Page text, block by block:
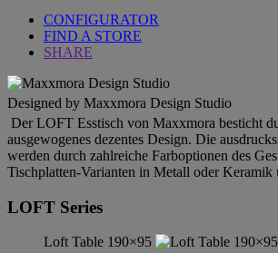
CONFIGURATOR
FIND A STORE
SHARE
Designed by Maxxmora Design Studio
Der LOFT Esstisch von Maxxmora besticht
ausgewogenes dezentes Design. Die
werden durch zahlreiche Farboptionen des
Tischplatten-Varianten in Metall oder Keramik
LOFT Series
Loft Table 190×95